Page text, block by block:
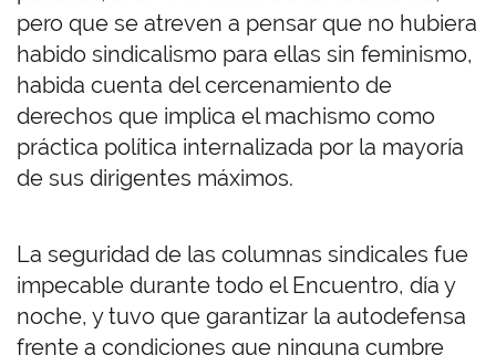
pero que se atreven a pensar que no hubiera
habido sindicalismo para ellas sin feminismo,
habida cuenta del cercenamiento de
derechos que implica el machismo como
práctica política internalizada por la mayoría
de sus dirigentes máximos.
La seguridad de las columnas sindicales fue
impecable durante todo el Encuentro, día y
noche, y tuvo que garantizar la autodefensa
frente a condiciones que ninguna cumbre